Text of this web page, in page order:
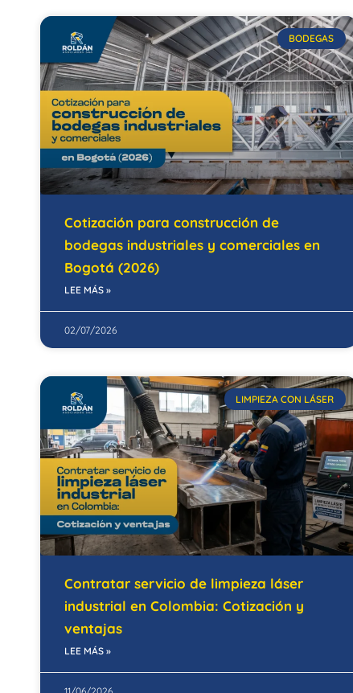
BODEGAS
Cotización para construcción de
bodegas industriales y comerciales en
Bogotá (2026)
LEE MÁS »
02/07/2026
LIMPIEZA CON LÁSER
Contratar servicio de limpieza láser
industrial en Colombia: Cotización y
ventajas
LEE MÁS »